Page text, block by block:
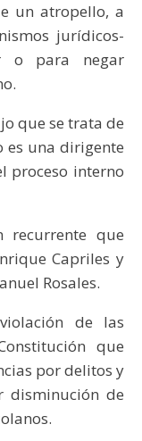
un atropello, a
jurídicos-
o para negar
que se trata de
es una dirigente
proceso interno
recurrente que
Capriles y
Rosales.
de las
que
por delitos y
disminución de